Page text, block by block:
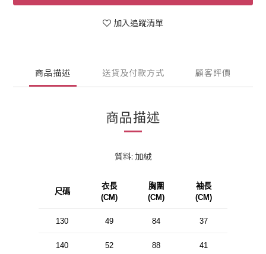
加入追蹤清單
商品描述 送貨及付款方式 顧客評價
商品描述
質料: 加絨
尺碼
衣長
(CM)
胸圍
(CM)
袖長
(CM)
130 49 84 37
140 52 88 41